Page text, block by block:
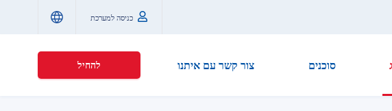
כניסה למערכת
סוכנים צור קשר עם איתנו להחיל